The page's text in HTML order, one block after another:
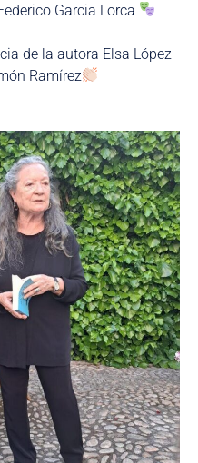
Garcia Lorca
de la autora Elsa López
Ramírez